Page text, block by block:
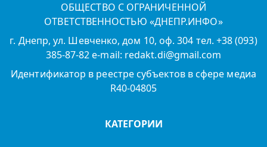
ОБЩЕСТВО С ОГРАНИЧЕННОЙ
ОТВЕТСТВЕННОСТЬЮ «ДНЕПР.ИНФО»
г. Днепр, ул. Шевченко, дом 10, оф. 304 тел. +38 (093)
385-87-82 e-mail: redakt.di@gmail.com
Идентификатор в реестре субъектов в сфере медиа
R40-04805
КАТЕГОРИИ